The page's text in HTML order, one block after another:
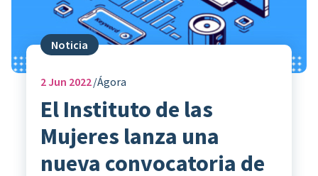
Noticia
2Jun 2022 Ágora
El Instituto de las
Mujeres lanza una
nueva convocatoria de